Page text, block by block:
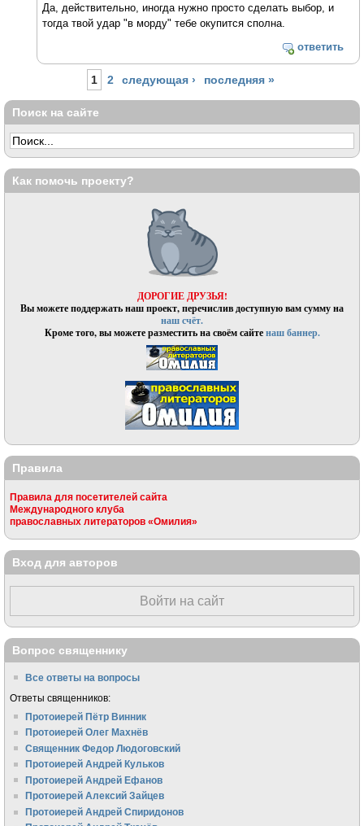
Да, действительно, иногда нужно просто сделать выбор, и
тогда твой удар "в морду" тебе окупится сполна.
ответить
1 2 следующая › последняя »
Поиск на сайте
Как помочь проекту?
ДОРОГИЕ ДРУЗЬЯ!
Вы можете поддержать наш проект, перечислив доступную вам сумму на
наш счёт.
Кроме того, вы можете разместить на своём сайтенаш баннер.
Правила
Правила для посетителей сайта
Международного клуба
православных литераторов «Омилия»
Вход для авторов
Войти на сайт
Вопрос священнику
Все ответы на вопросы
Ответы священников:
Протоиерей Пётр Винник
Протоиерей Олег Махнёв
Священник Федор Людоговский
Протоиерей Андрей Кульков
Протоиерей Андрей Ефанов
Протоиерей Алексий Зайцев
Протоиерей Андрей Спиридонов